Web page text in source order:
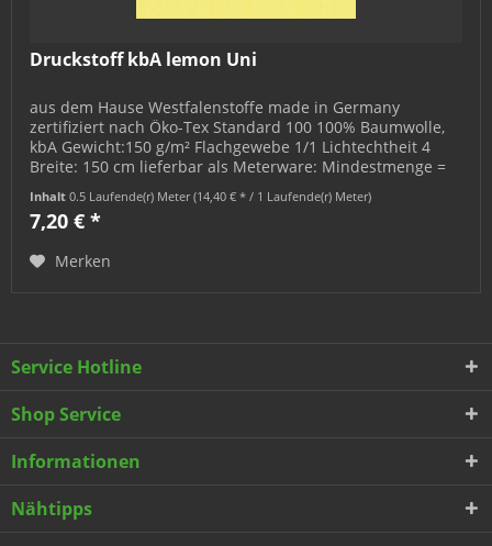
Druckstoff kbA lemon Uni
aus dem Hause Westfalenstoffe made in Germany
zertifiziert nach Öko-Tex Standard 100 100% Baumwolle,
kbA Gewicht:150 g/m² Flachgewebe 1/1 Lichtechtheit 4
Breite: 150 cm lieferbar als Meterware: Mindestmenge =
Inhalt0.5 Laufende(r) Meter(14,40 € * / 1 Laufende(r) Meter)
7,20 € *
Merken
Service Hotline
Shop Service
Informationen
Nähtipps